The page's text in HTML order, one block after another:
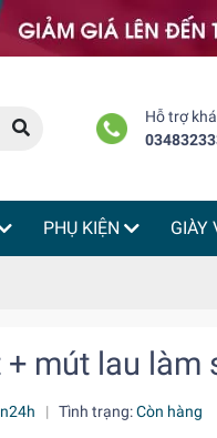
Hỗ trợ
PHỤ KIỆN GIÀY
+ mút lau
| Tình trạng:Còn hàng